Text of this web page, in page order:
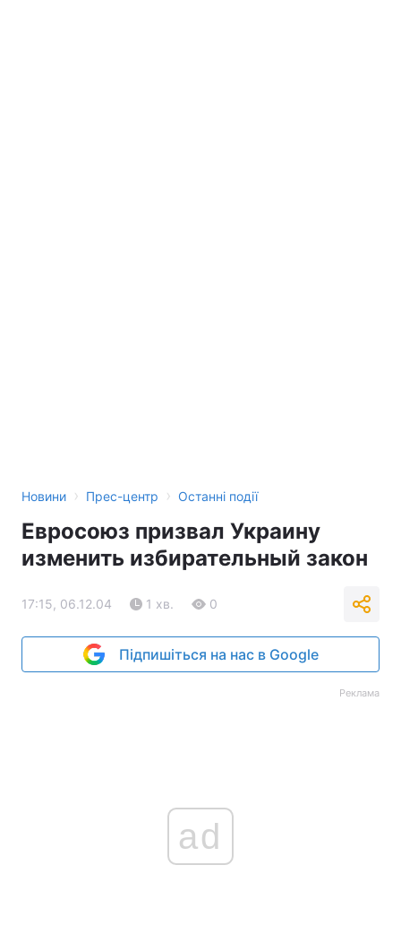
Новини › Прес-центр › Останні події
Евросоюз призвал Украину
изменить избирательный закон
17:15, 06.12.04 1 хв. 0
Підпишіться на нас в Google
Реклама
ad